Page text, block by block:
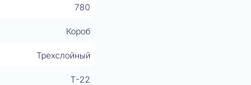
780
Короб
Трехслойный
Т-22